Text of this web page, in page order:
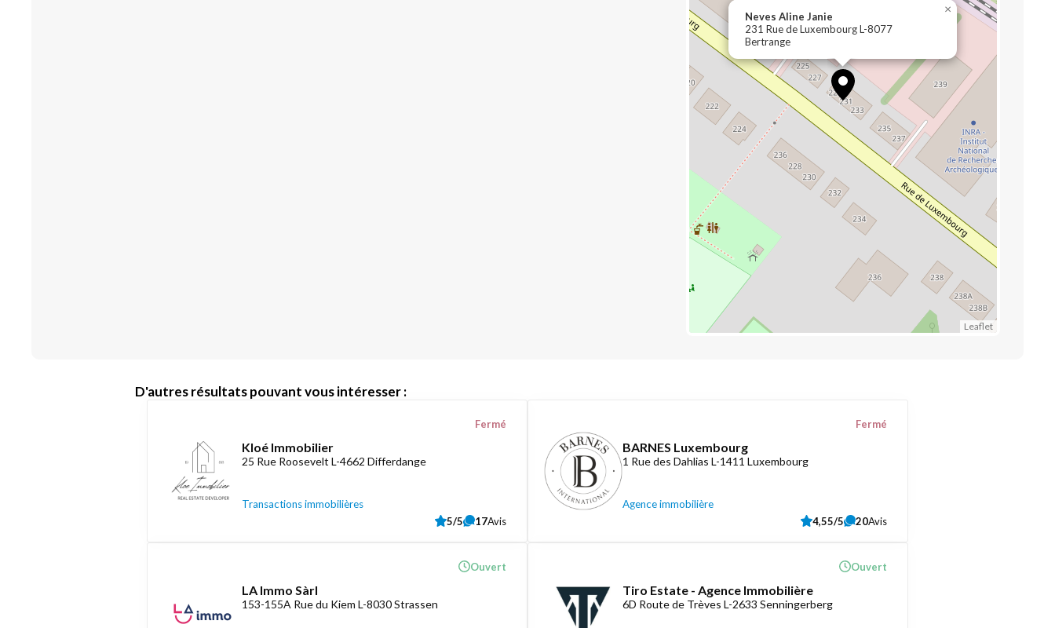
Neves Aline Janie
231 Rue de Luxembourg L-8077
Bertrange
×
Leaflet
D'autres résultats pouvant vous intéresser :
Kloé Immobilier
25 Rue Roosevelt L-4662 Differdange
Transactions immobilières
Fermé
5/5 17Avis
BARNES Luxembourg
1 Rue des Dahlias L-1411 Luxembourg
Agence immobilière
Fermé
4,55/5 20Avis
LA Immo Sàrl
153-155A Rue du Kiem L-8030 Strassen
Ouvert
Tiro Estate - Agence Immobilière
6D Route de Trèves L-2633 Senningerberg
Ouvert